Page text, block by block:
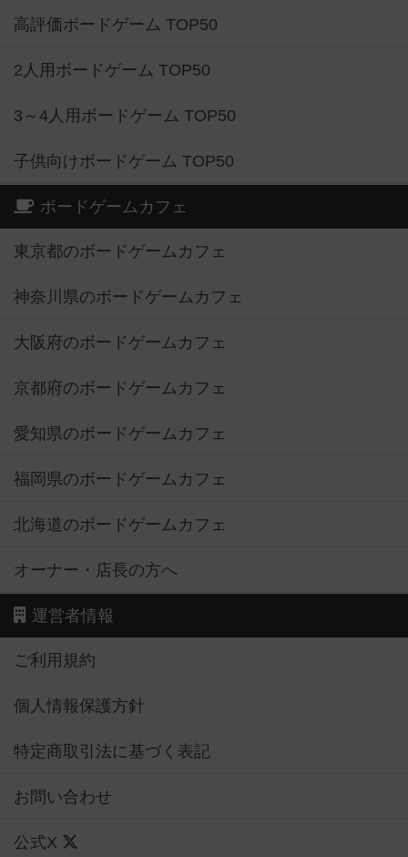
高評価ボードゲーム TOP50
2人用ボードゲーム TOP50
3～4人用ボードゲーム TOP50
子供向けボードゲーム TOP50
ボードゲームカフェ
東京都のボードゲームカフェ
神奈川県のボードゲームカフェ
大阪府のボードゲームカフェ
京都府のボードゲームカフェ
愛知県のボードゲームカフェ
福岡県のボードゲームカフェ
北海道のボードゲームカフェ
オーナー・店長の方へ
運営者情報
ご利用規約
個人情報保護方針
特定商取引法に基づく表記
お問い合わせ
公式X